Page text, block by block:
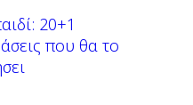
20+1
που θα το